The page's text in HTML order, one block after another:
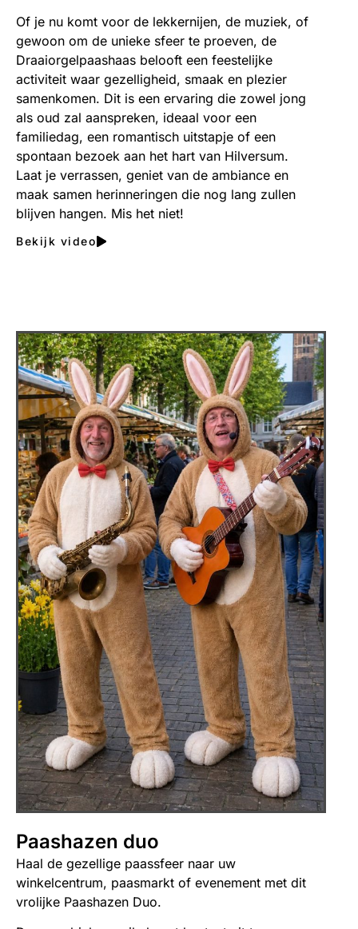
Of je nu komt voor de lekkernijen, de muziek, of
gewoon om de unieke sfeer te proeven, de
Draaiorgelpaashaas belooft een feestelijke
activiteit waar gezelligheid, smaak en plezier
samenkomen. Dit is een ervaring die zowel jong
als oud zal aanspreken, ideaal voor een
familiedag, een romantisch uitstapje of een
spontaan bezoek aan het hart van Hilversum.
Laat je verrassen, geniet van de ambiance en
maak samen herinneringen die nog lang zullen
blijven hangen. Mis het niet!
Bekijk video
Paashazen duo
Haal de gezellige paassfeer naar uw
winkelcentrum, paasmarkt of evenement met dit
vrolijke Paashazen Duo.